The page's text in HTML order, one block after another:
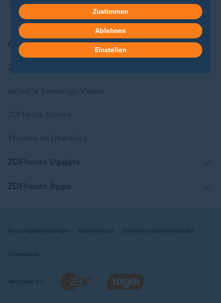
Aktuell bei ZDFheute
Nutzungsbedingungen Datenschutz Datenschutzeinstellungen
Impressum
Wechseln zu:
Zustimmen
Ablehnen
Einstellen